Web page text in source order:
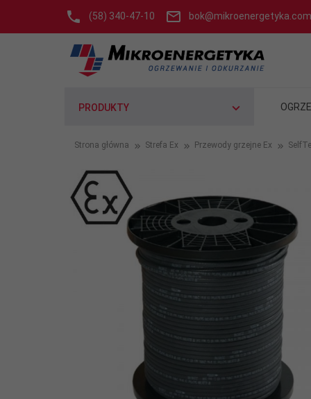
(58) 340-47-10
PRODUKTY
Strona główna Strefa Ex Przewody grzejne Ex